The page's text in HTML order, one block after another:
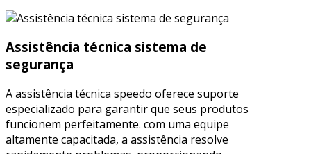
Assistência técnica sistema de
segurança
A assistência técnica speedo oferece suporte
especializado para garantir que seus produtos
funcionem perfeitamente. com uma equipe
altamente capacitada, a assistência resolve